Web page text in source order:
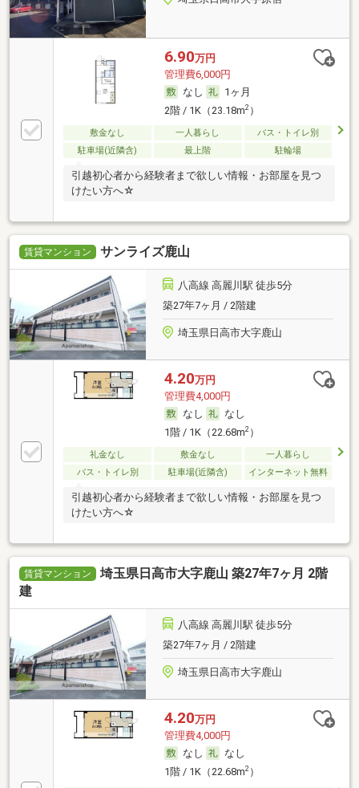
6.90万円
管理費6,000円
なし
1ヶ月
2階 / 1K（23.18m2）
敷金なし 一人暮らし
バス・トイレ別
駐車場(近隣含)
最上階 駐輪場
引越初心者から経験者まで欲しい情報・お部屋を見つ
けたい方へ☆
賃貸マンション サンライズ鹿山
八高線 高麗川駅 徒歩5分
築27年7ヶ月 / 2階建
埼玉県日高市大字鹿山
4.20万円
管理費4,000円
なし
なし
1階 / 1K（22.68m2）
礼金なし 敷金なし
一人暮らし
バス・トイレ別
駐車場(近隣含) インターネット無料
引越初心者から経験者まで欲しい情報・お部屋を見つ
けたい方へ☆
賃貸マンション
埼玉県日高市大字鹿山 築27年7ヶ月 2階
建
八高線 高麗川駅 徒歩5分
築27年7ヶ月 / 2階建
埼玉県日高市大字鹿山
4.20万円
管理費4,000円
なし
なし
1階 / 1K（22.68m2）